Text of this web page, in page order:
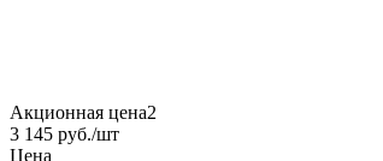
Акционная цена2
3 145 руб./шт
Цена